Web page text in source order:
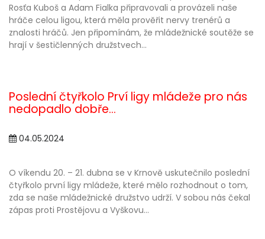
Rosťa Kuboš a Adam Fialka připravovali a provázeli naše
hráče celou ligou, která měla prověřit nervy trenérů a
znalosti hráčů. Jen připomínám, že mládežnické soutěže se
hrají v šestičlenných družstvech...
Poslední čtyřkolo Prví ligy mládeže pro nás
nedopadlo dobře...
04.05.2024
O víkendu 20. – 21. dubna se v Krnově uskutečnilo poslední
čtyřkolo první ligy mládeže, které mělo rozhodnout o tom,
zda se naše mládežnické družstvo udrží. V sobou nás čekal
zápas proti Prostějovu a Vyškovu...